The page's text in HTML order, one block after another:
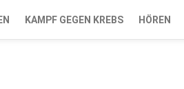
KAMPF GEGEN KREBS HÖREN